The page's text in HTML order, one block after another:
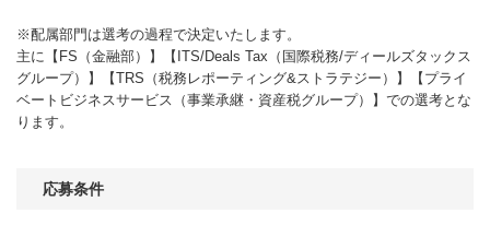
※配属部門は選考の過程で決定いたします。
主に【FS（金融部）】【ITS/Deals Tax（国際税務/ディールズタックス
グループ）】【TRS（税務レポーティング&ストラテジー）】【プライ
ベートビジネスサービス（事業承継・資産税グループ）】での選考とな
ります。
応募条件